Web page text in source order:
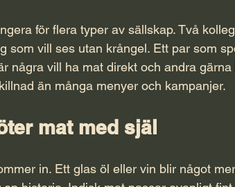
för flera typer av sällskap. Två
som vill ses utan krångel. Ett par som
några vill ha mat direkt och andra
än många menyer och kampanjer.
mat med själ
in. Ett glas öl eller vin blir något